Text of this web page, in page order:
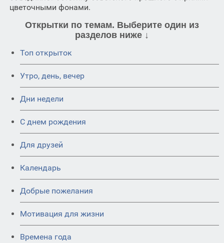
цветочными фонами.
Открытки по темам. Выберите один из
разделов ниже ↓
Топ открыток
Утро, день, вечер
Дни недели
C днем рождения
Для друзей
Календарь
Добрые пожелания
Мотивация для жизни
Времена года